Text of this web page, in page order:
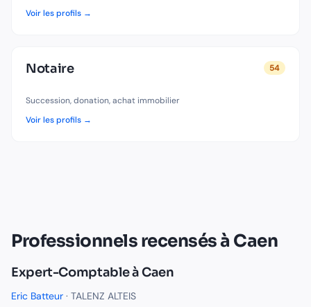
Voir les profils →
Notaire 54
Succession, donation, achat immobilier
Voir les profils →
Professionnels recensés à Caen
Expert-ComptableàCaen
Eric Batteur · TALENZ ALTEIS